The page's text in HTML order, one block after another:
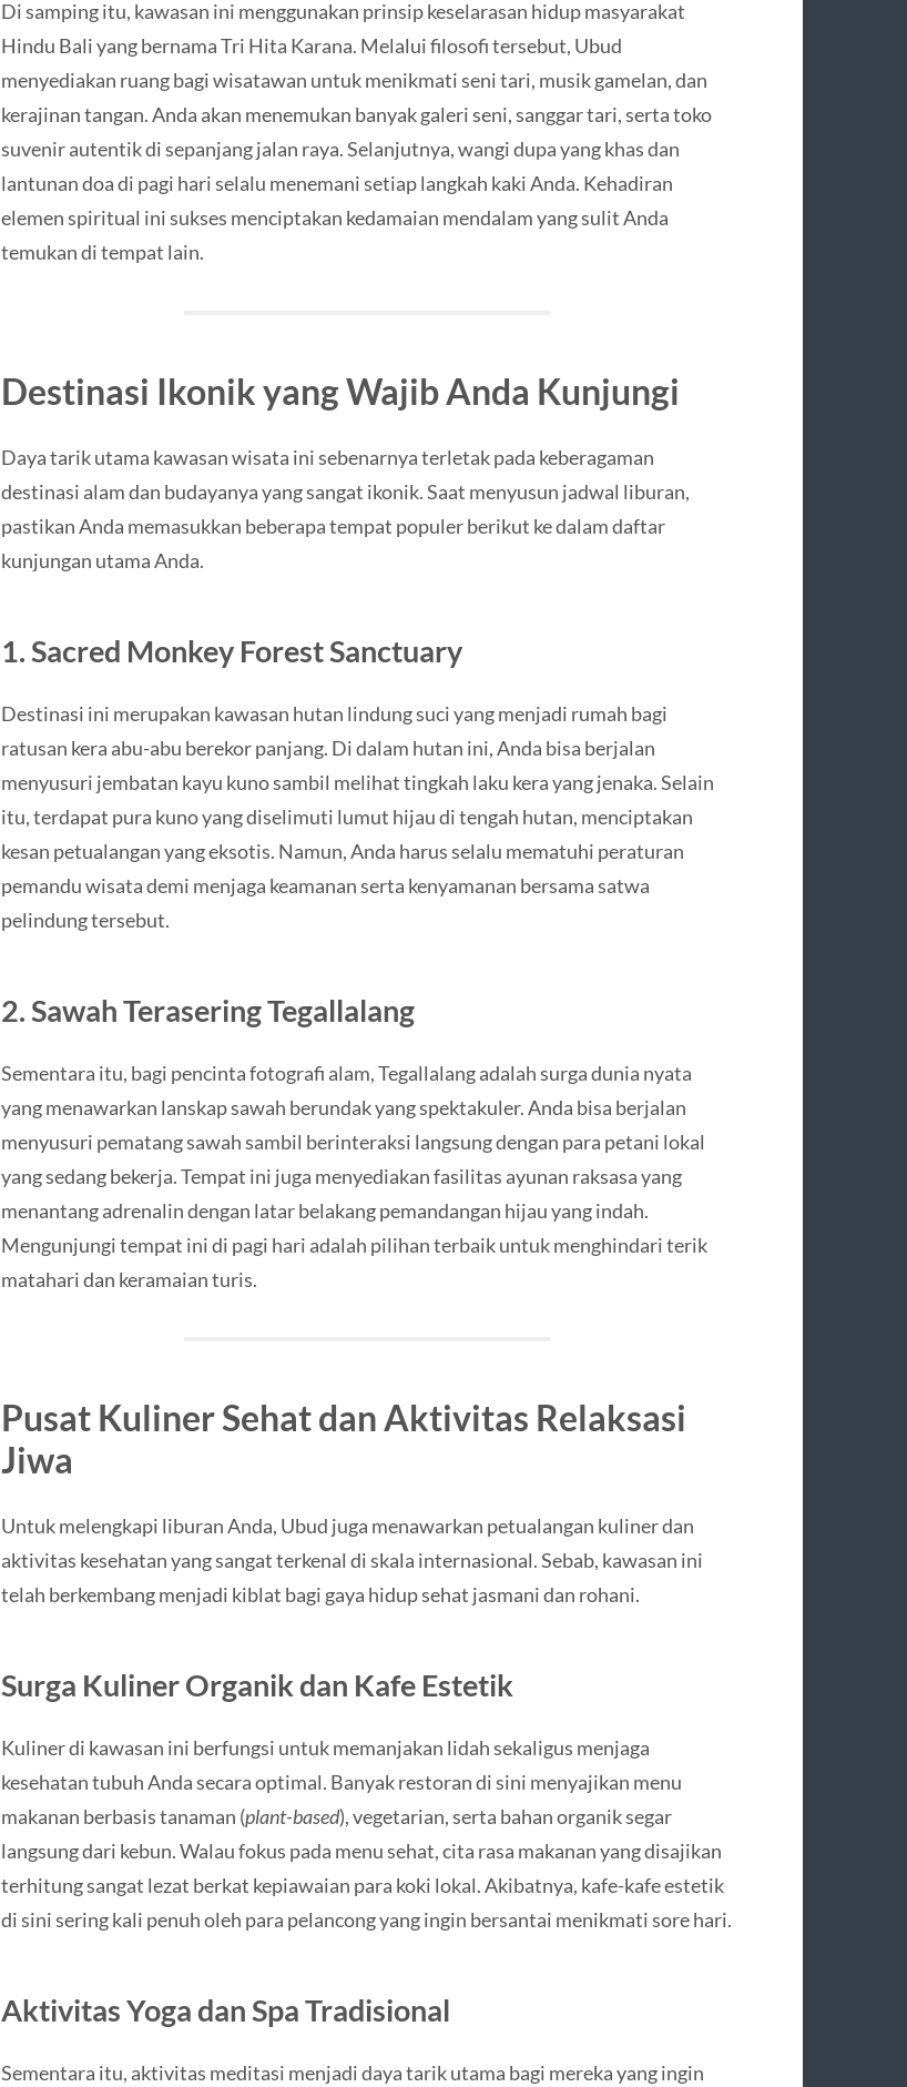
Di samping itu, kawasan ini menggunakan prinsip keselarasan hidup masyarakat
Hindu Bali yang bernama Tri Hita Karana. Melalui filosofi tersebut, Ubud
menyediakan ruang bagi wisatawan untuk menikmati seni tari, musik gamelan, dan
kerajinan tangan. Anda akan menemukan banyak galeri seni, sanggar tari, serta toko
suvenir autentik di sepanjang jalan raya. Selanjutnya, wangi dupa yang khas dan
lantunan doa di pagi hari selalu menemani setiap langkah kaki Anda. Kehadiran
elemen spiritual ini sukses menciptakan kedamaian mendalam yang sulit Anda
temukan di tempat lain.
Destinasi Ikonik yang Wajib Anda Kunjungi
Daya tarik utama kawasan wisata ini sebenarnya terletak pada keberagaman
destinasi alam dan budayanya yang sangat ikonik. Saat menyusun jadwal liburan,
pastikan Anda memasukkan beberapa tempat populer berikut ke dalam daftar
kunjungan utama Anda.
1. Sacred Monkey Forest Sanctuary
Destinasi ini merupakan kawasan hutan lindung suci yang menjadi rumah bagi
ratusan kera abu-abu berekor panjang. Di dalam hutan ini, Anda bisa berjalan
menyusuri jembatan kayu kuno sambil melihat tingkah laku kera yang jenaka. Selain
itu, terdapat pura kuno yang diselimuti lumut hijau di tengah hutan, menciptakan
kesan petualangan yang eksotis. Namun, Anda harus selalu mematuhi peraturan
pemandu wisata demi menjaga keamanan serta kenyamanan bersama satwa
pelindung tersebut.
2. Sawah Terasering Tegallalang
Sementara itu, bagi pencinta fotografi alam, Tegallalang adalah surga dunia nyata
yang menawarkan lanskap sawah berundak yang spektakuler. Anda bisa berjalan
menyusuri pematang sawah sambil berinteraksi langsung dengan para petani lokal
yang sedang bekerja. Tempat ini juga menyediakan fasilitas ayunan raksasa yang
menantang adrenalin dengan latar belakang pemandangan hijau yang indah.
Mengunjungi tempat ini di pagi hari adalah pilihan terbaik untuk menghindari terik
matahari dan keramaian turis.
Pusat Kuliner Sehat dan Aktivitas Relaksasi
Jiwa
Untuk melengkapi liburan Anda, Ubud juga menawarkan petualangan kuliner dan
aktivitas kesehatan yang sangat terkenal di skala internasional. Sebab, kawasan ini
telah berkembang menjadi kiblat bagi gaya hidup sehat jasmani dan rohani.
Surga Kuliner Organik dan Kafe Estetik
Kuliner di kawasan ini berfungsi untuk memanjakan lidah sekaligus menjaga
kesehatan tubuh Anda secara optimal. Banyak restoran di sini menyajikan menu
makanan berbasis tanaman (plant-based), vegetarian, serta bahan organik segar
langsung dari kebun. Walau fokus pada menu sehat, cita rasa makanan yang disajikan
terhitung sangat lezat berkat kepiawaian para koki lokal. Akibatnya, kafe-kafe estetik
di sini sering kali penuh oleh para pelancong yang ingin bersantai menikmati sore hari.
Aktivitas Yoga dan Spa Tradisional
Sementara itu, aktivitas meditasi menjadi daya tarik utama bagi mereka yang ingin